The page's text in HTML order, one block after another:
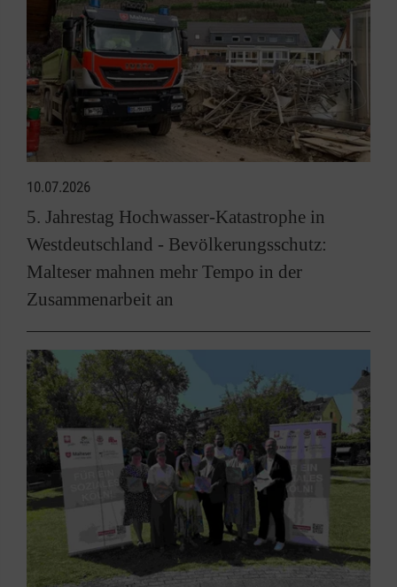
10.07.2026
5. Jahrestag Hochwasser-Katastrophe in
Westdeutschland - Bevölkerungsschutz:
Malteser mahnen mehr Tempo in der
Zusammenarbeit an